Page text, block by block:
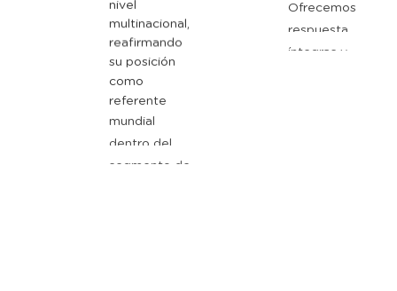
nivel
multinacional,
reafirmando
su posición
como
referente
mundial
dentro
del
Ofrecemos
respuesta